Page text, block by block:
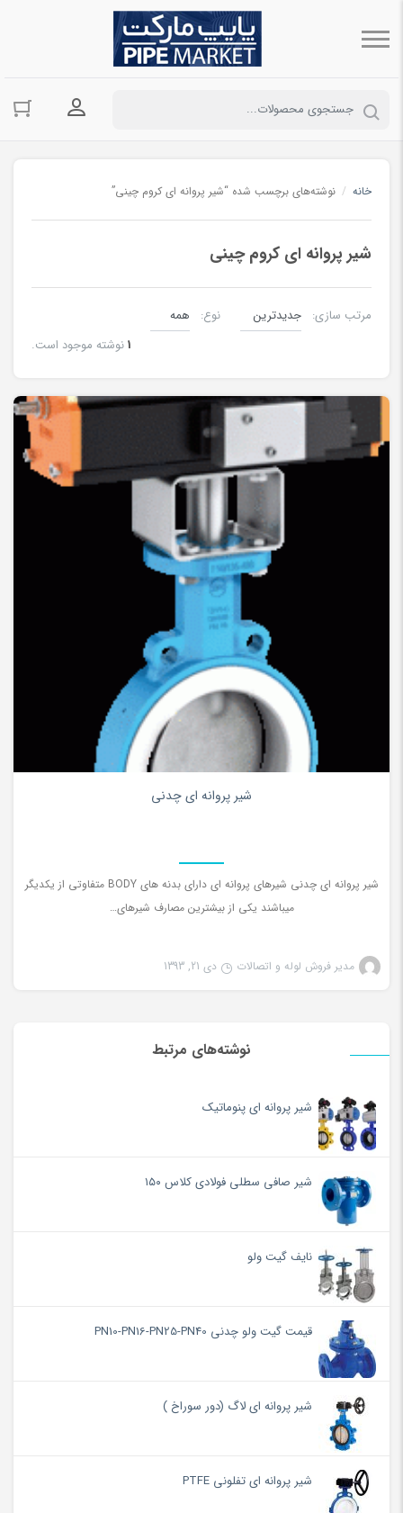
ورود به
نوشته‌های مرتبط
شیر پروانه ای پنوماتیک
شیر صافی سطلی فولادی کلاس ۱۵۰
نایف گیت ولو
قیمت گیت ولو چدنی PN10-PN16-PN25-PN40
شیر پروانه ای لاگ (دور سوراخ )
شیر پروانه ای تفلونی PTFE
خانه / نوشته‌های برچسب شده “شیر پروانه ای کروم چینی”
شیر پروانه ای کروم چینی
مرتب سازی:
نوع:
1نوشته موجود است.
شیر پروانه ای چدنی
شیر پروانه ای چدنی شیرهای پروانه ای دارای بدنه های BODY متفاوتی از یکدیگر
میباشند یکی از بیشترین مصارف شیرهای…
مدیر فروش لوله و اتصالات دی 21, 1393